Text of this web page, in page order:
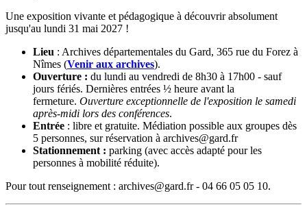
Une exposition vivante et pédagogique à découvrir absolument
jusqu'au lundi 31 mai 2027 !
Lieu : Archives départementales du Gard, 365 rue du Forez à
Nîmes (Venir aux archives).
Ouverture : du lundi au vendredi de 8h30 à 17h00 - sauf
jours fériés. Dernières entrées ½ heure avant la
fermeture. Ouverture exceptionnelle de l'exposition le samedi
après-midi lors des conférences.
Entrée : libre et gratuite. Médiation possible aux groupes dès
5 personnes, sur réservation à archives@gard.fr
Stationnement : parking (avec accès adapté pour les
personnes à mobilité réduite).
Pour tout renseignement : archives@gard.fr - 04 66 05 05 10.